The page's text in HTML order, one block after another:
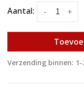
Aantal: +
-
Verzending binnen: